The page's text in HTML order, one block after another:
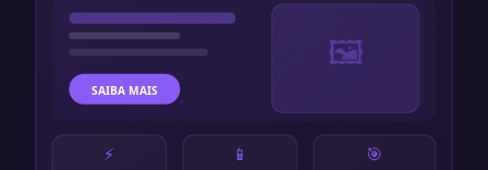
SAIBA MAIS
🖼
⚡ 📱 🎯